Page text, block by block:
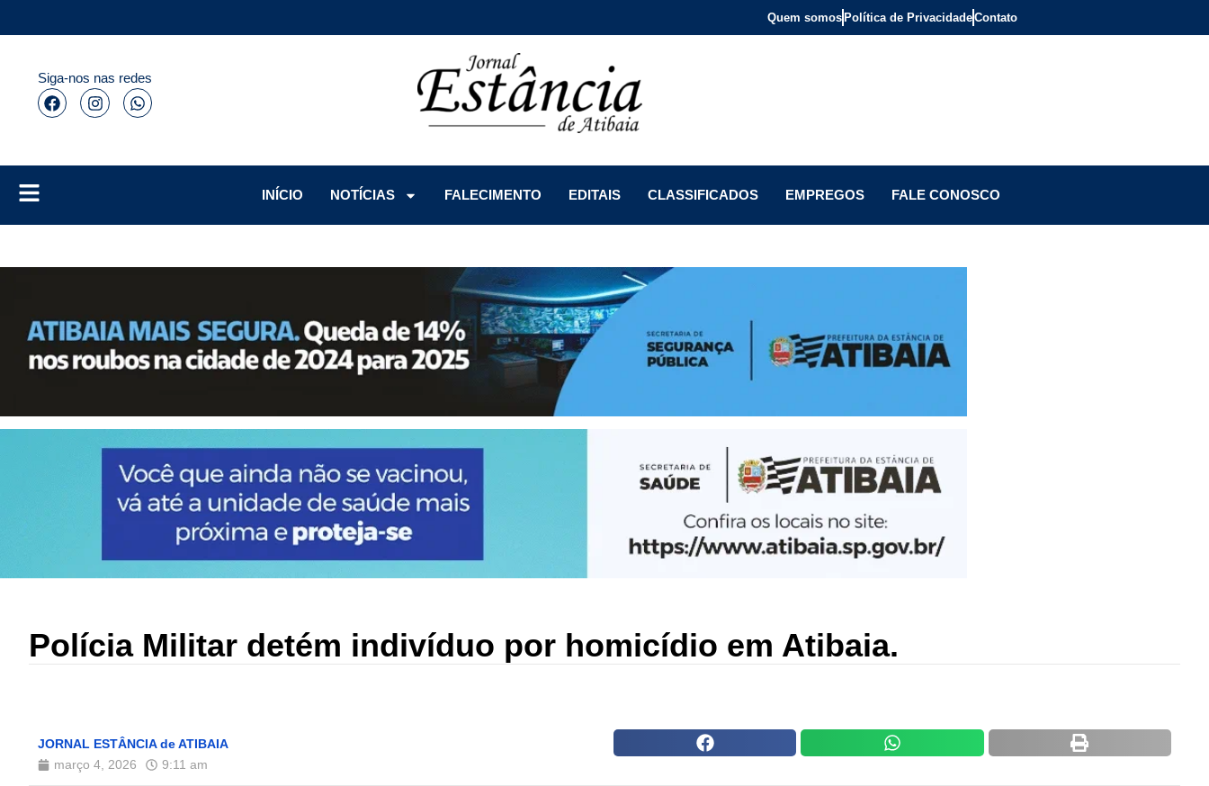
Quem somos Política de PrivacidadeContato
Siga-nos nas redes
INÍCIO
NOTÍCIAS FALECIMENTO EDITAIS CLASSIFICADOS EMPREGOS FALE CONOSCO
Polícia Militar detém indivíduo por homicídio em Atibaia.
JORNAL ESTÂNCIA de ATIBAIA
março 4, 2026
9:11 am